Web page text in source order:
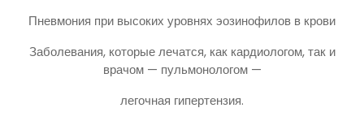
Пневмония при высоких уровнях эозинофилов в крови
Заболевания, которые лечатся, как кардиологом, так и
врачом — пульмонологом —
легочная гипертензия.